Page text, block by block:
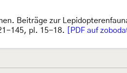
Beiträge zur
145, pl. 15-18. [PDF auf